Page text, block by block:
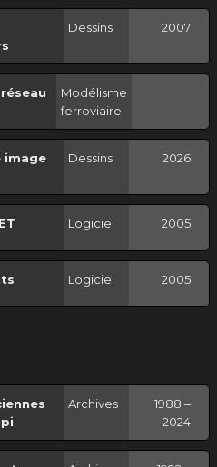
Dessins 2007
Modélisme
ferroviaire
image
Dessins 2026
Logiciel 2005
Logiciel 2005
Archives
1988 ‒
2024